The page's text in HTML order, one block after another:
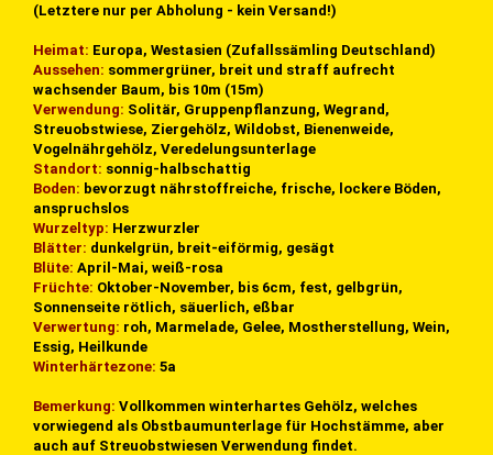
(Letztere nur per Abholung - kein Versand!)
Heimat: Europa, Westasien (Zufallssämling Deutschland)
Aussehen: sommergrüner, breit und straff aufrecht
wachsender Baum, bis 10m (15m)
Verwendung: Solitär, Gruppenpflanzung, Wegrand,
Streuobstwiese, Ziergehölz, Wildobst, Bienenweide,
Vogelnährgehölz, Veredelungsunterlage
Standort: sonnig-halbschattig
Boden: bevorzugt nährstoffreiche, frische, lockere Böden,
anspruchslos
Wurzeltyp: Herzwurzler
Blätter: dunkelgrün, breit-eiförmig, gesägt
Blüte: April-Mai, weiß-rosa
Früchte: Oktober-November, bis 6cm, fest, gelbgrün,
Sonnenseite rötlich, säuerlich, eßbar
Verwertung: roh, Marmelade, Gelee, Mostherstellung, Wein,
Essig, Heilkunde
Winterhärtezone: 5a
Bemerkung: Vollkommen winterhartes Gehölz, welches
vorwiegend als Obstbaumunterlage für Hochstämme, aber
auch auf Streuobstwiesen Verwendung findet.